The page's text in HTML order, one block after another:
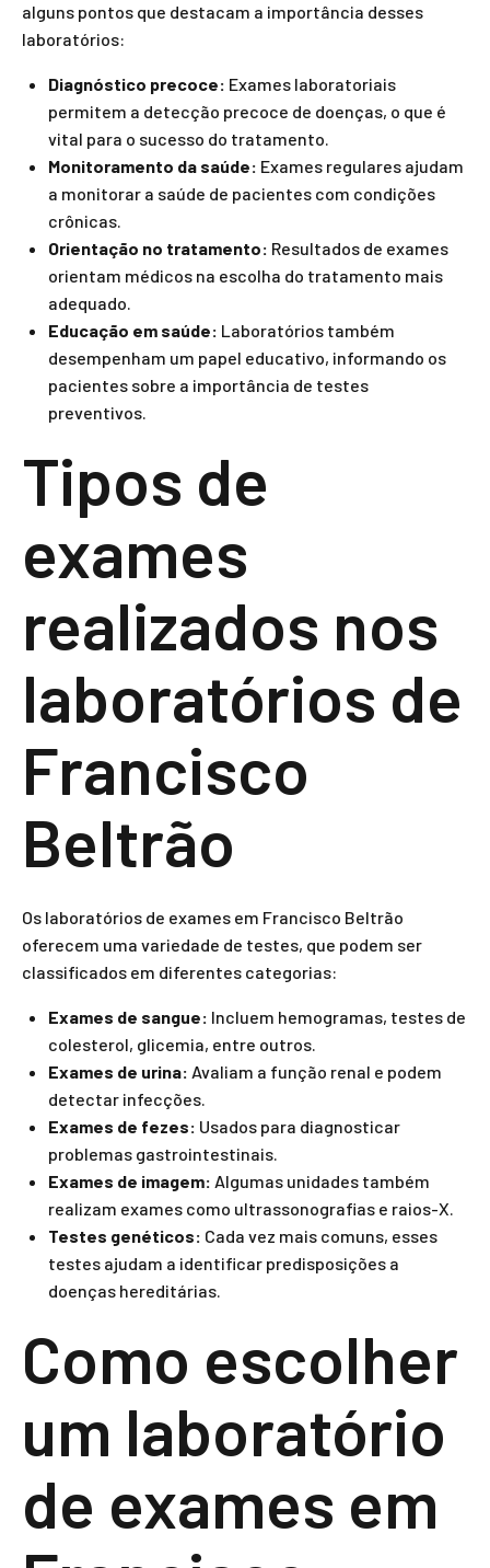
alguns pontos que destacam a importância desses
laboratórios:
Diagnóstico precoce: Exames laboratoriais
permitem a detecção precoce de doenças, o que é
vital para o sucesso do tratamento.
Monitoramento da saúde: Exames regulares ajudam
a monitorar a saúde de pacientes com condições
crônicas.
Orientação no tratamento: Resultados de exames
orientam médicos na escolha do tratamento mais
adequado.
Educação em saúde: Laboratórios também
desempenham um papel educativo, informando os
pacientes sobre a importância de testes
preventivos.
Tipos de
exames
realizados nos
laboratórios de
Francisco
Beltrão
Os laboratórios de exames em Francisco Beltrão
oferecem uma variedade de testes, que podem ser
classificados em diferentes categorias:
Exames de sangue: Incluem hemogramas, testes de
colesterol, glicemia, entre outros.
Exames de urina: Avaliam a função renal e podem
detectar infecções.
Exames de fezes: Usados para diagnosticar
problemas gastrointestinais.
Exames de imagem: Algumas unidades também
realizam exames como ultrassonografias e raios-X.
Testes genéticos: Cada vez mais comuns, esses
testes ajudam a identificar predisposições a
doenças hereditárias.
Como escolher
um laboratório
de exames em